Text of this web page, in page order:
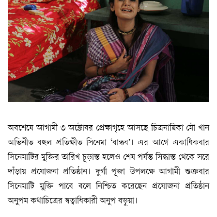
অবশেষে আগামী ৩ অক্টোবর প্রেক্ষাগৃহে আসছে চিত্রনায়িকা মৌ খান
অভিনীত বহুল প্রতিক্ষীত সিনেমা ‘বান্ধব’। এর আগে একাধিকবার
সিনেমাটির মুক্তির তারিখ চূড়ান্ত হলেও শেষ পর্যন্ত সিদ্ধান্ত থেকে সরে
দাঁড়ায় প্রযোজনা প্রতিষ্ঠান। দুর্গা পূজা উপলক্ষে আগামী শুক্রবার
সিনেমাটি মুক্তি পাবে বলে নিশ্চিত করেছেন প্রযোজনা প্রতিষ্ঠান
অনুপম কথাচিত্রের স্বত্বাধিকারী অনুপ বড়ুয়া।